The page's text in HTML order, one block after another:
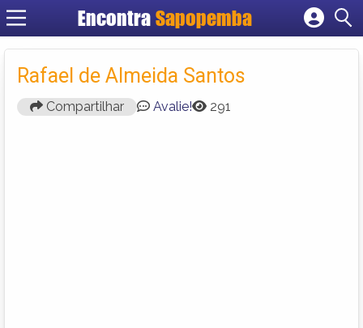
Encontra Sapopemba
Cadastrar empresa
Criar conta
Rafael de Almeida Santos
Compartilhar Avalie! 291